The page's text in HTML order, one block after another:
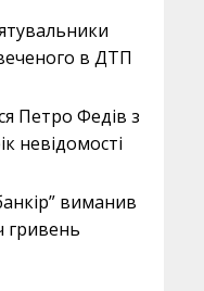
в ДТП
Петро Федів з
невідомості
виманив
гривень